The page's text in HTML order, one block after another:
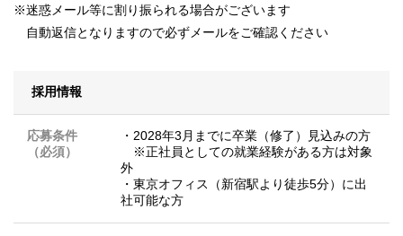
※迷惑メール等に割り振られる場合がございます
自動返信となりますので必ずメールをご確認ください
採用情報
応募条件
（必須）
・2028年3月までに卒業（修了）見込みの方
※正社員としての就業経験がある方は対象
外
・東京オフィス（新宿駅より徒歩5分）に出
社可能な方